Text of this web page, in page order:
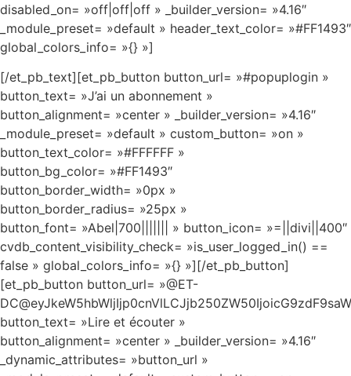
disabled_on= »off|off|off » _builder_version= »4.16″
_module_preset= »default » header_text_color= »#FF1493″
global_colors_info= »{} »]
[/et_pb_text][et_pb_button button_url= »#popuplogin »
button_text= »J’ai un abonnement »
button_alignment= »center » _builder_version= »4.16″
_module_preset= »default » custom_button= »on »
button_text_color= »#FFFFFF »
button_bg_color= »#FF1493″
button_border_width= »0px »
button_border_radius= »25px »
button_font= »Abel|700||||||| » button_icon= »=||divi||400″
cvdb_content_visibility_check= »is_user_logged_in() ==
false » global_colors_info= »{} »][/et_pb_button]
[et_pb_button button_url= »@ET-
button_text= »Lire et écouter »
button_alignment= »center » _builder_version= »4.16″
_dynamic_attributes= »button_url »